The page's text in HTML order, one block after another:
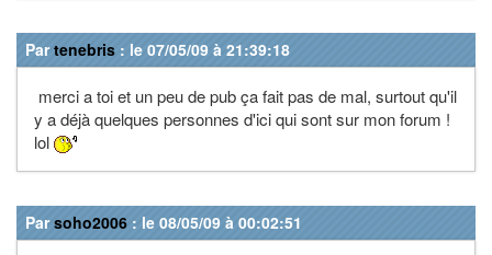
Partenebris : le 07/05/09 à 21:39:18
merci a toi et un peu de pub ça fait pas de mal, surtout qu'il
y a déjà quelques personnes d'ici qui sont sur mon forum !
lol
Parsoho2006 : le 08/05/09 à 00:02:51